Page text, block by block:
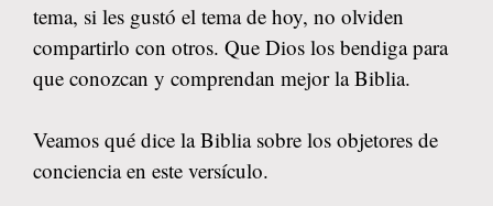
tema, si les gustó el tema de hoy, no olviden
compartirlo con otros. Que Dios los bendiga para
que conozcan y comprendan mejor la Biblia.
Veamos qué dice la Biblia sobre los objetores de
conciencia en este versículo.